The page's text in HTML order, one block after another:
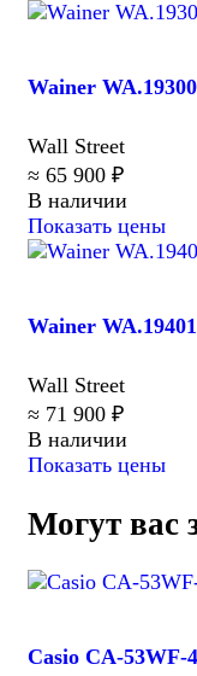
Wainer
Wall Street
≈ 65 900 ₽
В наличии
Показать цены
Wainer
Wall Street
≈ 71 900 ₽
В наличии
Показать цены
Могут вас
Casio CA-53WF-